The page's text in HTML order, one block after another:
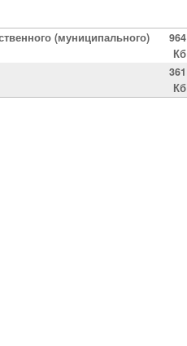
(муниципального)
964
Кб
361
Кб